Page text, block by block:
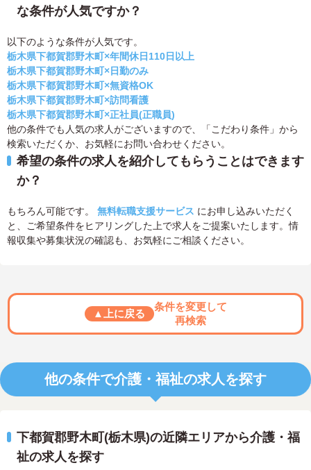
な条件が人気ですか？
以下のような条件が人気です。
栃木県下都賀郡野木町×年間休日110日以上
栃木県下都賀郡野木町×日勤のみ
栃木県下都賀郡野木町×無資格OK
栃木県下都賀郡野木町×訪問看護
栃木県下都賀郡野木町×正社員(正職員)
他の条件でも人気の求人がございますので、「こだわり条件」から
検索いただくか、お気軽にお問い合わせください。
希望の条件の求人を紹介してもらうことはできます
か？
もちろん可能です。 無料転職支援サービス にお申し込みいただく
と、ご希望条件をヒアリングした上で求人をご提案いたします。情
報収集や募集状況の確認も、お気軽にご相談ください。
▲上に戻る
条件を変更して
再検索
他の条件で介護・福祉の求人を探す
下都賀郡野木町(栃木県)の近隣エリアから介護・福
祉の求人を探す